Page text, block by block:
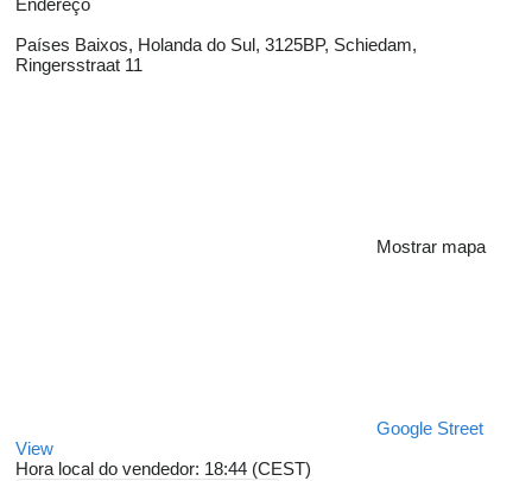
Endereço
Países Baixos, Holanda do Sul, 3125BP, Schiedam,
Ringersstraat 11
Mostrar mapa
Google Street
View
Hora local do vendedor: 18:44 (CEST)